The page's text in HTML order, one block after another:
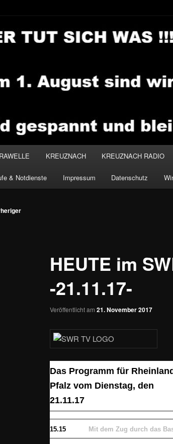
KREUZNACH KREUZNACH RADIO
& Notdienste Impressum Datenschutz
HEUTE im
-21.11.17-
Veröffentlicht am 21. November 2017
Das Programm für
Pfalz vom Dienstag, den
21.11.17
15.15 Mit dem Zug durch das